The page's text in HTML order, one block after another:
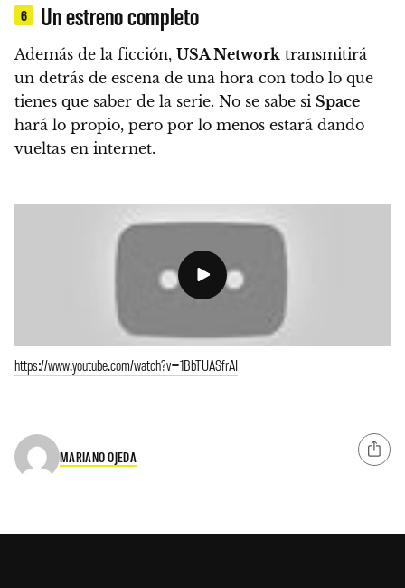
6 Un estreno completo
Además de la ficción, USA Network transmitirá
un detrás de escena de una hora con todo lo que
tienes que saber de la serie. No se sabe si Space
hará lo propio, pero por lo menos estará dando
vueltas en internet.
https://www.youtube.com/watch?v=1BbTUASfrAI
MARIANO OJEDA